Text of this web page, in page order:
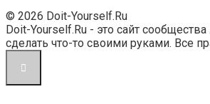
© 2026 Doit-Yourself.Ru
Doit-Yourself.Ru - это сайт
сделать что-то своими руками. Все